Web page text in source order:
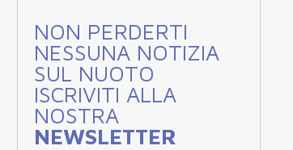
NON PERDERTI
NESSUNA NOTIZIA
SUL NUOTO
ISCRIVITI ALLA
NOSTRA
NEWSLETTER